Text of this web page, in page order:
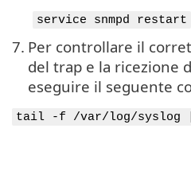
service snmpd restart
7. Per controllare il
del trap e la ricezione
eseguire il seguente
tail -f /var/log/syslog |